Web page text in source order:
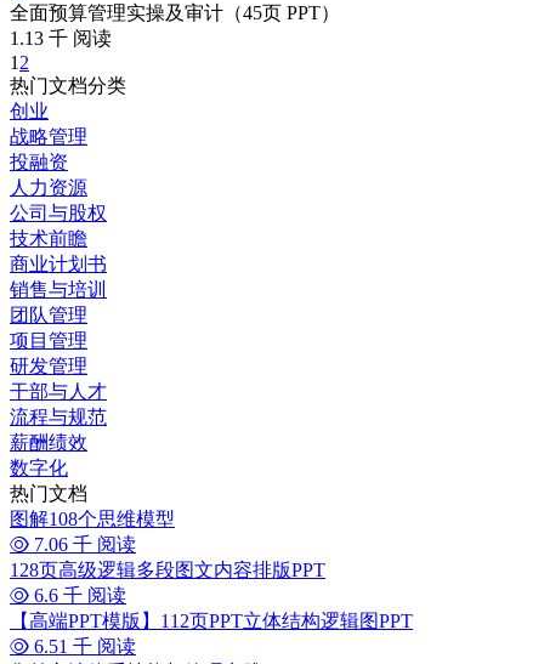
全面预算管理实操及审计（45页 PPT）
1.13 千 阅读
1 2
热门文档分类
创业
战略管理
投融资
人力资源
公司与股权
技术前瞻
商业计划书
销售与培训
团队管理
项目管理
研发管理
干部与人才
流程与规范
薪酬绩效
数字化
热门文档
图解108个思维模型
7.06 千 阅读
128页高级逻辑多段图文内容排版PPT
6.6 千 阅读
【高端PPT模版】112页PPT立体结构逻辑图PPT
6.51 千 阅读